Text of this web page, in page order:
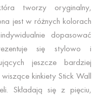
tworzy oryginalny,
jest w różnych kolorach
dopasować
się stylowo i
jeszcze bardziej
kinkiety Stick Wall
Składają się z pięciu,